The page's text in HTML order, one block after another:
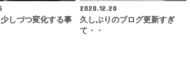
しづつ変化する事
2020.12.20
久しぶりのブログ更新すぎ
て・・